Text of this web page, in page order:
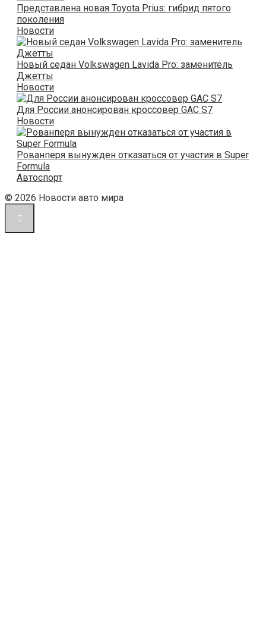
Представлена новая Toyota Prius: гибрид пятого
поколения
Новости
Новый седан Volkswagen Lavida Pro: заменитель
Джетты
Новости
Для России анонсирован кроссовер GAC S7
Новости
Рованперя вынужден отказаться от участия в Super
Formula
Автоспорт
© 2026 Новости авто мира